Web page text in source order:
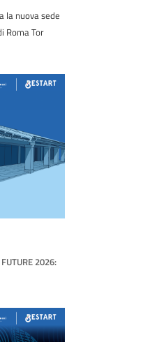
la nuova sede
Roma Tor
2026: